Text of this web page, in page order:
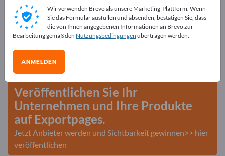
Kostenlos inserieren auf
Exportpages!
Bedarfe – Angebote – Gebrauchtwaren –
Veröffentlichen Sie Ihr
Unternehmen und Ihre Produkte
auf Exportpages.
Jetzt Anbieter werden und Sichtbarkeit gewinnen>> hier
veröffentlichen
Wir verwenden Brevo als unsere Marketing-Plattform. Wenn
Sie das Formular ausfüllen und absenden, bestätigen Sie, dass
die von Ihnen angegebenen Informationen an Brevo zur
Bearbeitung gemäß den Nutzungsbedingungen übertragen werden.
ANMELDEN